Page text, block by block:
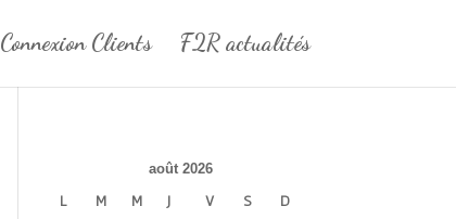
Connexion Clients F2R actualités
août 2026
L M M J V S D